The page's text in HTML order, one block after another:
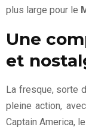
plus large pour le
Une
et
La fresque, sorte
pleine action,
Captain America,